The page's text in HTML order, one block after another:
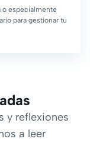
o especialmente
para gestionar tu
y reflexiones
a leer